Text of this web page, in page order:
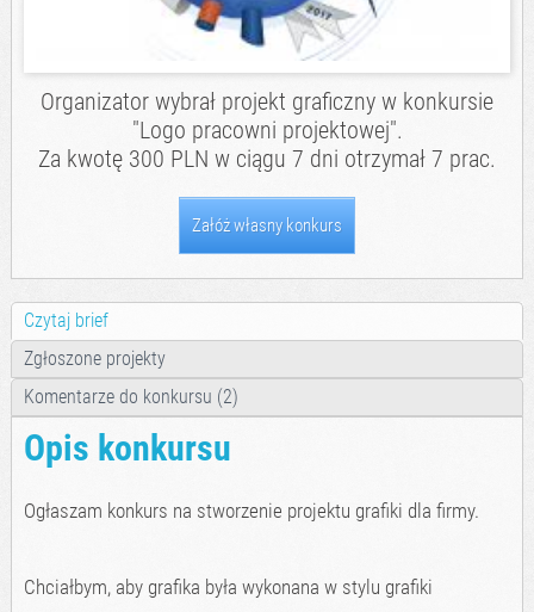
Organizator wybrał projekt graficzny w konkursie
"Logo pracowni projektowej".
Za kwotę 300 PLN w ciągu 7 dni otrzymał 7 prac.
Załóż własny konkurs
Czytaj brief
Zgłoszone projekty
Komentarze do konkursu (2)
Opis konkursu
Ogłaszam konkurs na stworzenie projektu grafiki dla firmy.
Chciałbym, aby grafika była wykonana w stylu grafiki